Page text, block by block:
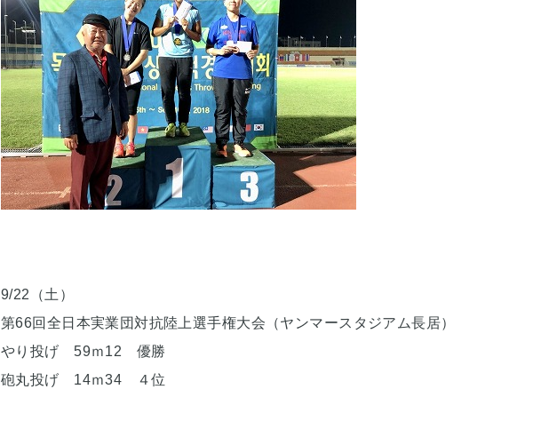
9/22（土）
第66回全日本実業団対抗陸上選手権大会（ヤンマースタジアム長居）
やり投げ 59ｍ12 優勝
砲丸投げ 14ｍ34 ４位